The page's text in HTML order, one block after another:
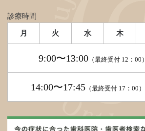
診療時間
月 火 水 木
9:00〜13:00 （最終受付 12：00）
14:00〜17:45 （最終受付 17：00）